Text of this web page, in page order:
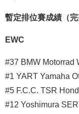
暫定排位賽成績（
EWC
#37 BMW Motorrad
#1 YART Yamaha
#5 F.C.C. TSR
#12 Yoshimura